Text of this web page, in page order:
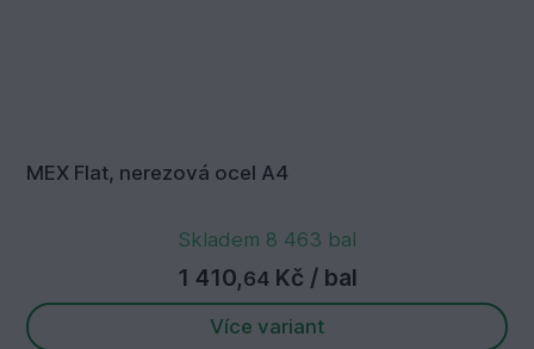
MEX Flat, nerezová ocel A4
Skladem 8 463 bal
1 410,64Kč / bal
Více variant